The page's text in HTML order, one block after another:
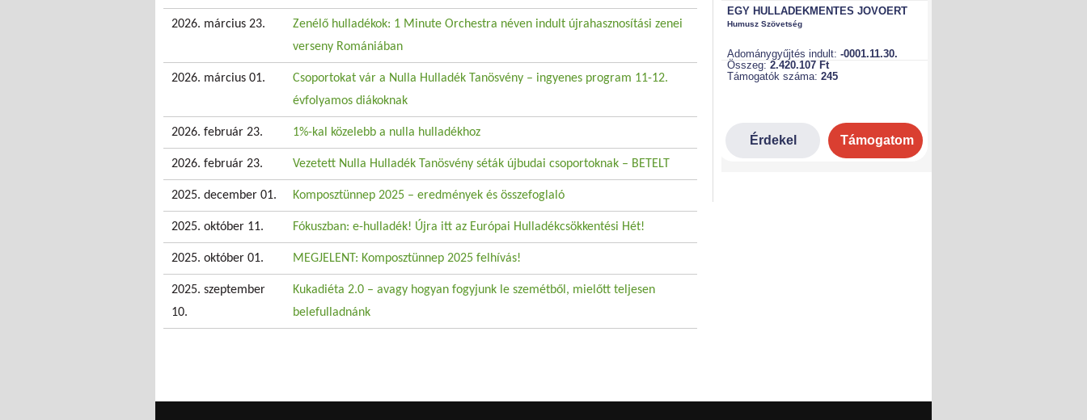
2026. március 23.
Zenélő hulladékok: 1 Minute Orchestra néven indult újrahasznosítási zenei
verseny Romániában
2026. március 01.
Csoportokat vár a Nulla Hulladék Tanösvény – ingyenes program 11-12.
évfolyamos diákoknak
2026. február 23. 1%-kal közelebb a nulla hulladékhoz
2026. február 23. Vezetett Nulla Hulladék Tanösvény séták újbudai csoportoknak – BETELT
2025. december 01. Komposztünnep 2025 – eredmények és összefoglaló
2025. október 11. Fókuszban: e-hulladék! Újra itt az Európai Hulladékcsökkentési Hét!
2025. október 01. MEGJELENT: Komposztünnep 2025 felhívás!
2025. szeptember
10.
Kukadiéta 2.0 – avagy hogyan fogyjunk le szemétből, mielőtt teljesen
belefulladnánk